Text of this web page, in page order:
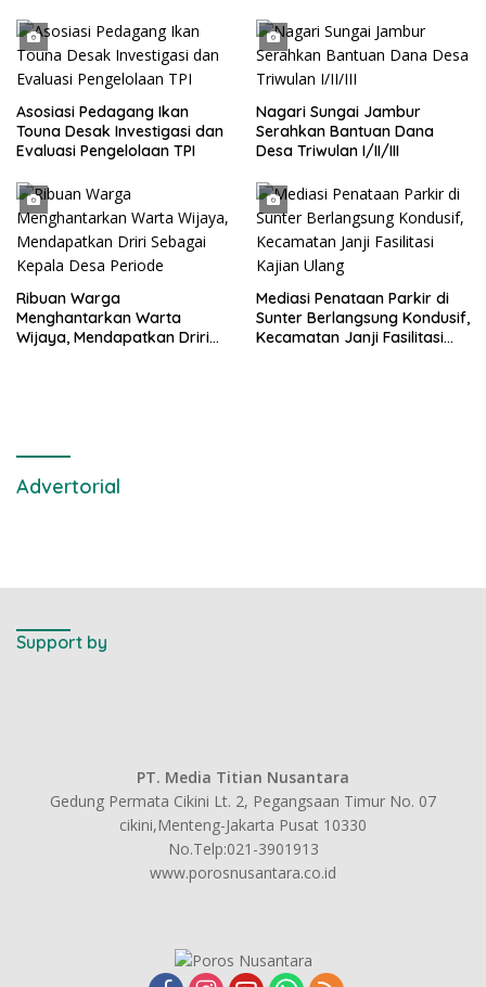
Asosiasi Pedagang Ikan
Touna Desak Investigasi dan
Evaluasi Pengelolaan TPI
Nagari Sungai Jambur
Serahkan Bantuan Dana
Desa Triwulan I/II/III
Ribuan Warga
Menghantarkan Warta
Wijaya, Mendapatkan Driri
Mediasi Penataan Parkir di
Sunter Berlangsung Kondusif,
Kecamatan Janji Fasilitasi
Advertorial
Support by
PT. Media Titian Nusantara
Gedung Permata Cikini Lt. 2, Pegangsaan Timur No. 07
cikini,Menteng-Jakarta Pusat 10330
No.Telp:021-3901913
www.porosnusantara.co.id